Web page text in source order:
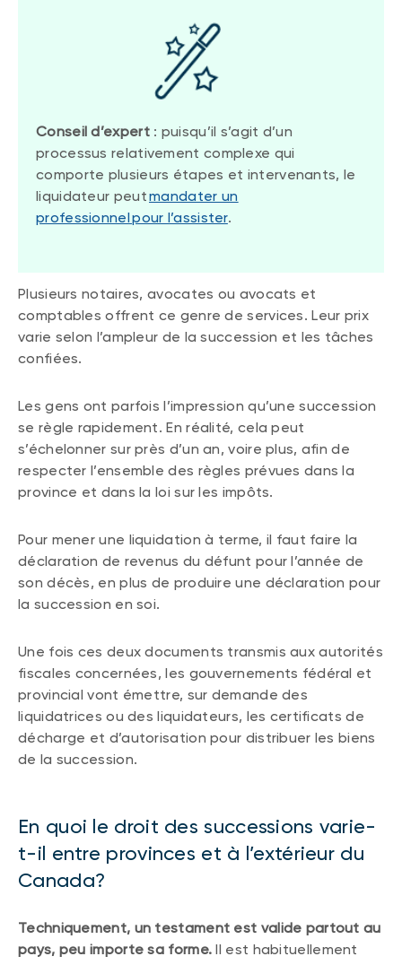
Conseil d’expert: puisqu’il s’agit d’un
processus relativement complexe qui
comporte plusieurs étapes et intervenants, le
liquidateur peutmandater un
professionnel pour l’assister.
Plusieurs notaires, avocates ou avocats et
comptables offrent ce genre de services. Leur prix
varie selon l’ampleur de la succession et les tâches
confiées.
Les gens ont parfois l’impression qu’une succession
se règle rapidement. En réalité, cela peut
s’échelonner sur près d’un an, voire plus, afin de
respecter l’ensemble des règles prévues dans la
province et dans la loi sur les impôts.
Pour mener une liquidation à terme, il faut faire la
déclaration de revenus du défunt pour l’année de
son décès, en plus de produire une déclaration pour
la succession en soi.
Une fois ces deux documents transmis aux autorités
fiscales concernées, les gouvernements fédéral et
provincial vont émettre, sur demande des
liquidatrices ou des liquidateurs, les certificats de
décharge et d’autorisation pour distribuer les biens
de la succession.
En quoi le droit des successions varie-
t-il entre provinces et à l’extérieur du
Canada?
Techniquement, un testament est valide partout au
pays, peu importe sa forme.Il est habituellement